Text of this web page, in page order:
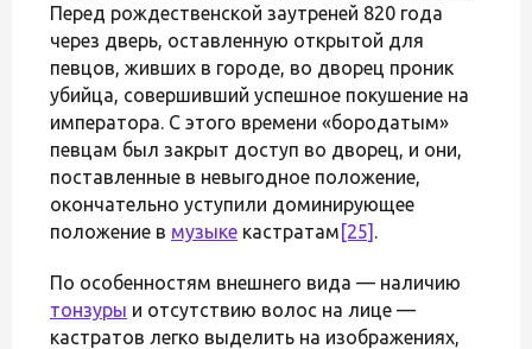
Перед рождественской заутреней 820 года
через дверь, оставленную открытой для
певцов, живших в городе, во дворец проник
убийца, совершивший успешное покушение на
императора. С этого времени «бородатым»
певцам был закрыт доступ во дворец, и они,
поставленные в невыгодное положение,
окончательно уступили доминирующее
положение в музыке кастратам [25] .
По особенностям внешнего вида — наличию
тонзуры и отсутствию волос на лице —
кастратов легко выделить на изображениях,